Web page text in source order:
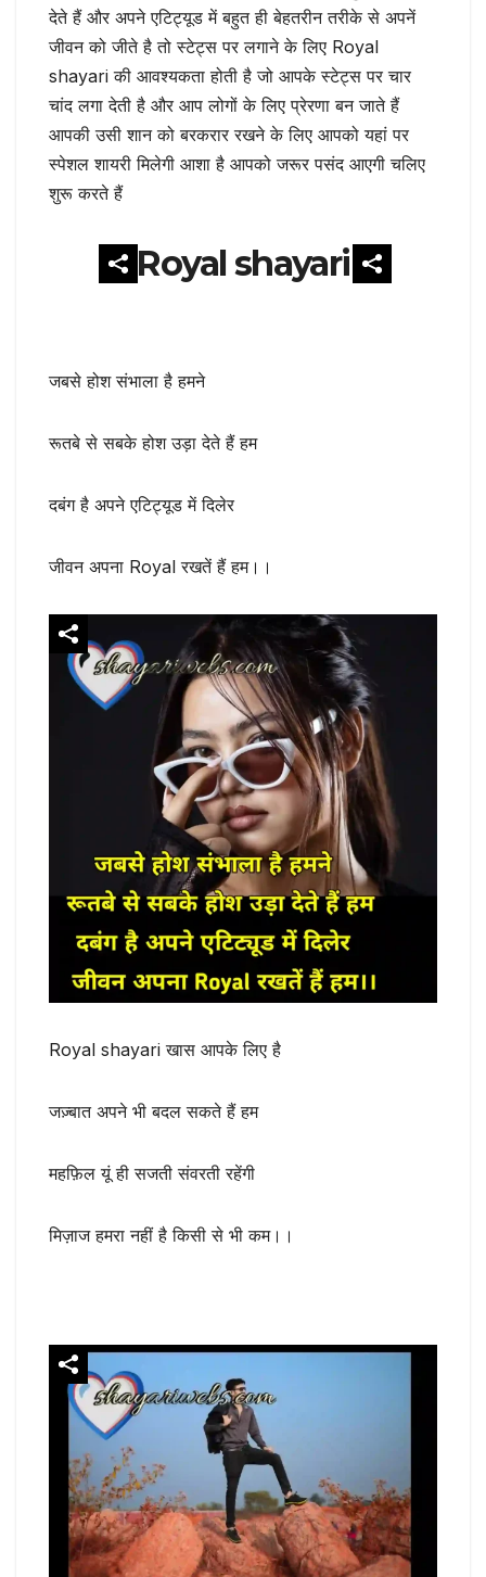
देते हैं और अपने एटिट्यूड में बहुत ही बेहतरीन तरीके से अपनें
जीवन को जीते है तो स्टेट्स पर लगाने के लिए Royal
shayari की आवश्यकता होती है जो आपके स्टेट्स पर चार
चांद लगा देती है और आप लोगों के लिए प्रेरणा बन जाते हैं
आपकी उसी शान को बरकरार रखने के लिए आपको यहां पर
स्पेशल शायरी मिलेगी आशा है आपको जरूर पसंद आएगी चलिए
शुरू करते हैं
Royal shayari
जबसे होश संभाला है हमने
रूतबे से सबके होश उड़ा देते हैं हम
दबंग है अपने एटिट्यूड में दिलेर
जीवन अपना Royal रखतें हैं हम।।
Royal shayari खास आपके लिए है
जज़्बात अपने भी बदल सकते हैं हम
महफ़िल यूं ही सजती संवरती रहेंगी
मिज़ाज हमरा नहीं है किसी से भी कम।।